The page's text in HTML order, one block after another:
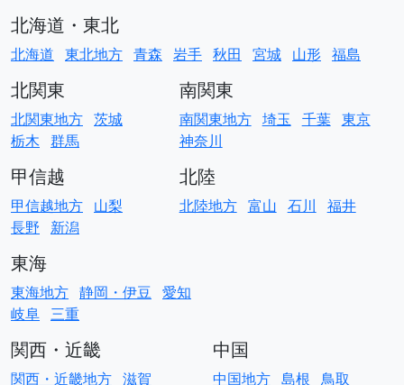
北海道・東北
北海道 東北地方 青森 岩手 秋田 宮城 山形 福島
北関東
北関東地方 茨城
栃木 群馬
南関東
南関東地方 埼玉 千葉 東京
神奈川
甲信越
甲信越地方 山梨
長野
新潟
北陸
北陸地方 富山 石川 福井
東海
東海地方 静岡・伊豆 愛知
岐阜 三重
関西・近畿
関西・近畿地方 滋賀
中国
中国地方 島根 鳥取